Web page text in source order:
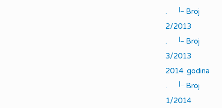
.
|_ Broj
2/2013
.
|_ Broj
3/2013
2014. godina
.
|_ Broj
1/2014